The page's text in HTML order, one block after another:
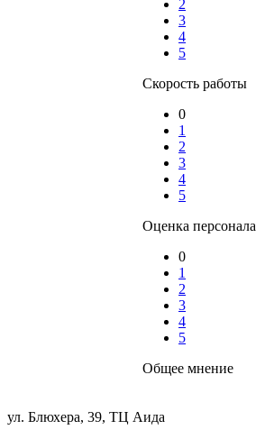
2
3
4
5
Скорость работы
0
1
2
3
4
5
Оценка персонала
0
1
2
3
4
5
Общее мнение
ул. Блюхера, 39, ТЦ Аида